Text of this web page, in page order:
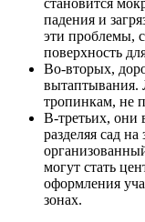
становится
падения и
эти проблемы,
поверхность
Во-вторых,
вытаптывания.
тропинкам, не
В-третьих, они
разделяя сад
могут стать
оформления
зонах.